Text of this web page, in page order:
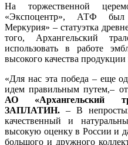
На торжественной
«Экспоцентр», АТФ был
Меркурия» – статуэтка
того, Архангельский
использовать в работе
высокого качества продукции
«Для нас эта победа – еще
идем правильным путем,–
АО «Архангельский
ЗАПЛАТИН. – В
качественный и
высокую оценку в России и
большого и дружного